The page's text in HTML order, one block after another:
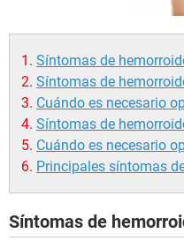
Síntomas de
Síntomas de
Cuándo es necesario
Síntomas de
Cuándo es necesario
Principales síntomas
Síntomas de